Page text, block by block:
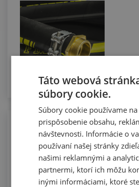
Manuálne rezanie hadíc
dĺžku
Táto webová
súbory cookie.
Súbory cookie používame na
prispôsobenie obsahu,
návštevnosti. Informácie o
používaní našej stránky
našimi reklamnými a
partnermi, ktorí ich môžu
inými informáciami, ktoré